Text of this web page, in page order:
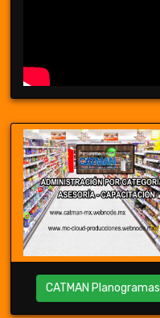
CATMAN Planogramas